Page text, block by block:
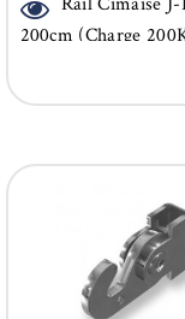
200cm (Charge